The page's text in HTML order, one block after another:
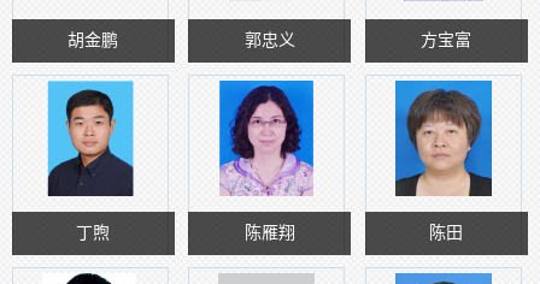
胡金鹏 郭忠义 方宝富
丁煦 陈雁翔 陈田